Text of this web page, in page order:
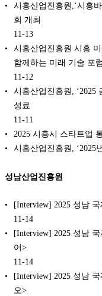
시흥산업진흥원,‘시흥
회 개최
11-13
시흥산업진흥원 시흥
함께하는 미래 기술 포
11-12
시흥산업진흥원, ‘2025
성료
11-11
2025 시흥시 스타트업
시흥산업진흥원, ‘2025
성남산업진흥원
[Interview] 2025 성남
11-14
[Interview] 2025 성남
어>
11-14
[Interview] 2025 성남
오>